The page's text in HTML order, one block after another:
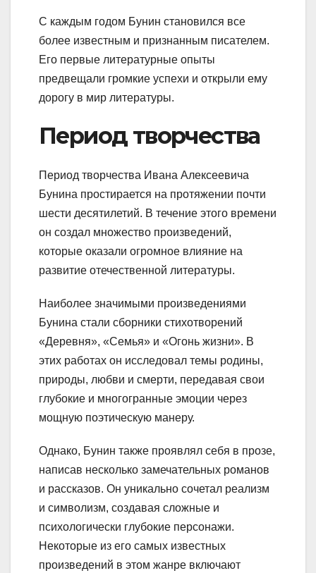
С каждым годом Бунин становился все
более известным и признанным писателем.
Его первые литературные опыты
предвещали громкие успехи и открыли ему
дорогу в мир литературы.
Период творчества
Период творчества Ивана Алексеевича
Бунина простирается на протяжении почти
шести десятилетий. В течение этого времени
он создал множество произведений,
которые оказали огромное влияние на
развитие отечественной литературы.
Наиболее значимыми произведениями
Бунина стали сборники стихотворений
«Деревня», «Семья» и «Огонь жизни». В
этих работах он исследовал темы родины,
природы, любви и смерти, передавая свои
глубокие и многогранные эмоции через
мощную поэтическую манеру.
Однако, Бунин также проявлял себя в прозе,
написав несколько замечательных романов
и рассказов. Он уникально сочетал реализм
и символизм, создавая сложные и
психологически глубокие персонажи.
Некоторые из его самых известных
произведений в этом жанре включают